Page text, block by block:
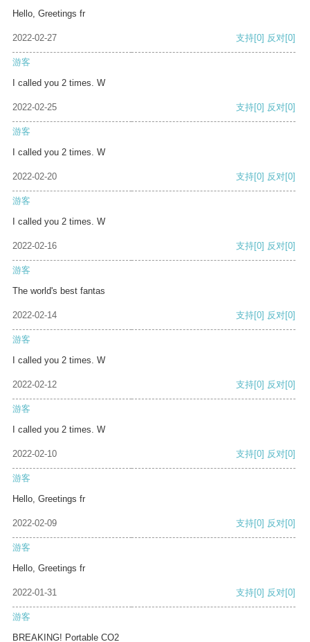
Hello, Greetings fr
2022-02-27 支持[0] 反对[0]
游客
I called you 2 times. W
2022-02-25 支持[0] 反对[0]
游客
I called you 2 times. W
2022-02-20 支持[0] 反对[0]
游客
I called you 2 times. W
2022-02-16 支持[0] 反对[0]
游客
The world's best fantas
2022-02-14 支持[0] 反对[0]
游客
I called you 2 times. W
2022-02-12 支持[0] 反对[0]
游客
I called you 2 times. W
2022-02-10 支持[0] 反对[0]
游客
Hello, Greetings fr
2022-02-09 支持[0] 反对[0]
游客
Hello, Greetings fr
2022-01-31 支持[0] 反对[0]
游客
BREAKING! Portable CO2